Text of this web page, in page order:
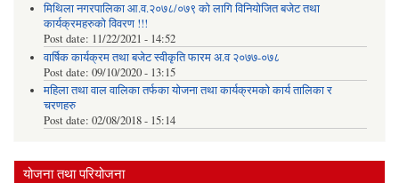
मिथिला नगरपालिका आ.व.२०७८/०७९ को लागि विनियोजित बजेट तथा
कार्यक्रमहरुको विवरण !!!
Post date: 11/22/2021 - 14:52
वार्षिक कार्यक्रम तथा बजेट स्वीकृति फारम अ.व २०७७-०७८
Post date: 09/10/2020 - 13:15
महिला तथा वाल वालिका तर्फका याेजना तथा कार्यक्रमकाे कार्य तालिका र
चरणहरु
Post date: 02/08/2018 - 15:14
योजना तथा परियोजना